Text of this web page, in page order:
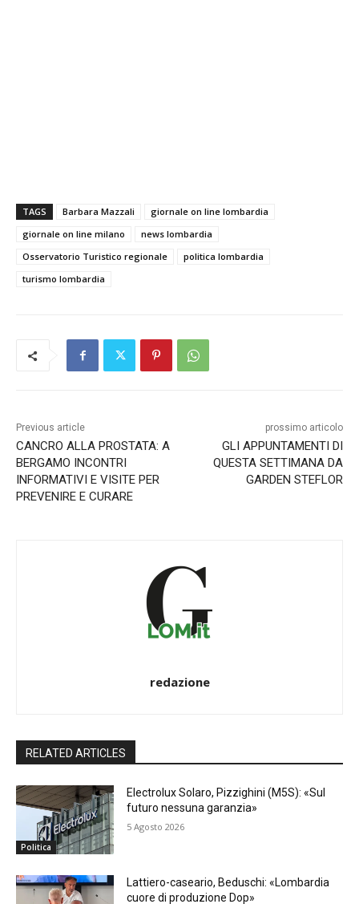
TAGS Barbara Mazzali
giornale on line lombardia
giornale on line milano
news lombardia
Osservatorio Turistico regionale
politica lombardia
turismo lombardia
Previous article
CANCRO ALLA PROSTATA: A
BERGAMO INCONTRI
INFORMATIVI E VISITE PER
PREVENIRE E CURARE
prossimo articolo
GLI APPUNTAMENTI DI
QUESTA SETTIMANA DA
GARDEN STEFLOR
redazione
RELATED ARTICLES
Politica
Electrolux Solaro, Pizzighini (M5S): «Sul
futuro nessuna garanzia»
5 Agosto 2026
Lattiero-caseario, Beduschi: «Lombardia
cuore di produzione Dop»